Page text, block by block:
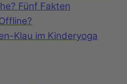
Fünf Fakten
Klau im Kinderyoga